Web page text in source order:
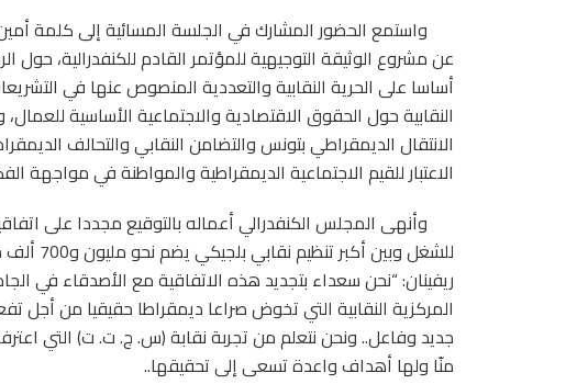
واستمع الحضور المشارك في الجلسة المسائية إلى كلمة أمين
عن مشروع الوثيقة التوجيهية للمؤتمر القادم للكنفدرالية، حول
أساسا على الحرية النقابية والتعددية المنصوص عنها في
النقابية حول الحقوق الاقتصادية والاجتماعية الأساسية
الانتقال الديمقراطي بتونس والتضامن النقابي والتحالف
الاعتبار للقيم الاجتماعية الديمقراطية والمواطنة في مواجهة
للشغل
ريفينان: “نحن سعداء بتجديد هذه الاتفاقية مع الأصدقاء في
المركزية النقابية التي تخوض صراعا ديمقراطا حقيقيا من أجل
جديد وفاعل.. ونحن نتعلم من تجربة نقابة (س. ج. ت. ت) التي
منّا ولها أهداف واعدة تسعى إلى تحقيقها..